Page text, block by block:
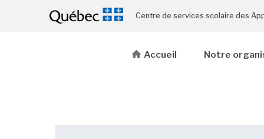
Centre de services scolaire des
Accueil Notre